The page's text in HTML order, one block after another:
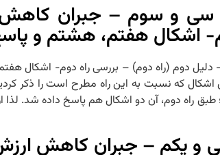
و سوم – جبران کاهش
اشکال هفتم، هشتم و
که نسبت به این راه مطرح است را ذکر
طبق راه دوم، آن دو اشکال هم پاسخ داده شد.
یکم – جبران کاهش ارزش